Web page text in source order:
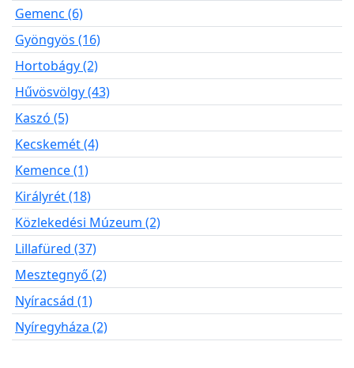
Gemenc (6)
Gyöngyös (16)
Hortobágy (2)
Hűvösvölgy (43)
Kaszó (5)
Kecskemét (4)
Kemence (1)
Királyrét (18)
Közlekedési Múzeum (2)
Lillafüred (37)
Mesztegnyő (2)
Nyíracsád (1)
Nyíregyháza (2)